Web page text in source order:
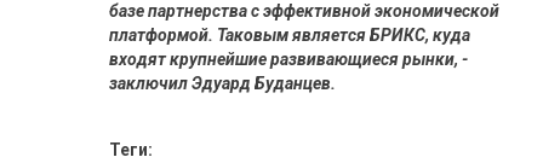
базе партнерства с эффективной экономической
платформой. Таковым является БРИКС, куда
входят крупнейшие развивающиеся рынки, -
заключил Эдуард Буданцев.
Теги: